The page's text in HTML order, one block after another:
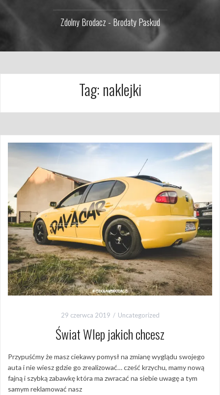
Zdolny Brodacz - Brodaty Paskud
Tag: naklejki
29 czerwca 2019 Uncategorized
Świat Wlep jakich chcesz
Przypuśćmy że masz ciekawy pomysł na zmianę wyglądu swojego
auta i nie wiesz gdzie go zrealizować… cześć krzychu, mamy nową
fajną i szybką zabawkę która ma zwracać na siebie uwagę a tym
samym reklamować nasz